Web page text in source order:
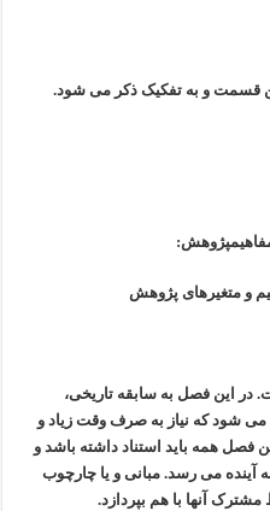
قسمت و به تفکیک ذکر می شود.
و متغیرهای پژوهش
در این فصل به سابقه تاریخی،
می شود که نیاز به صرف وقت زیاد و
فصل همه باید استناد داشته باشد و
آینده می رسد.مبانی و یا چارچوب
مشترک آنها با هم بپردازد.